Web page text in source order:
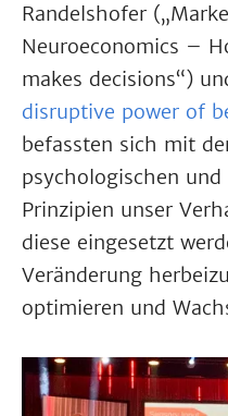
Randelshofer
Neuroeconomics –
makes decisions“)
disruptive power of
befassten sich mit
psychologischen
Prinzipien unser
diese eingesetzt
Veränderung
optimieren und